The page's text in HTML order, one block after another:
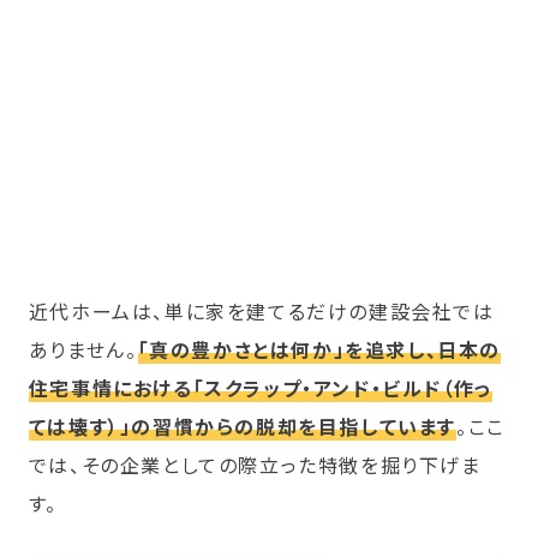
近代ホームは、単に家を建てるだけの建設会社では
ありません。「真の豊かさとは何か」を追求し、日本の
住宅事情における「スクラップ・アンド・ビルド（作っ
ては壊す）」の習慣からの脱却を目指しています。ここ
では、その企業としての際立った特徴を掘り下げま
す。